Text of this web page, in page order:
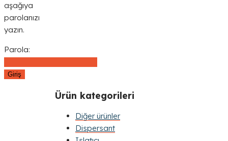
aşağıya
parolanızı
yazın.
Parola:
Ürün kategorileri
Diğer ürünler
Dispersant